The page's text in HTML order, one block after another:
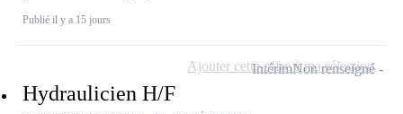
Publié il y a 15 jours
Hydraulicien H/F
IntérimNon renseigné
Ajouter cette offre à ma sélection